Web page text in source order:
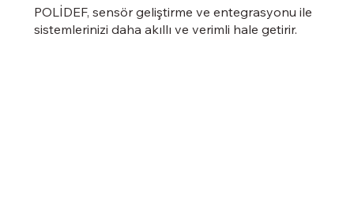
POLİDEF, sensör geliştirme ve entegrasyonu ile
sistemlerinizi daha akıllı ve verimli hale getirir.